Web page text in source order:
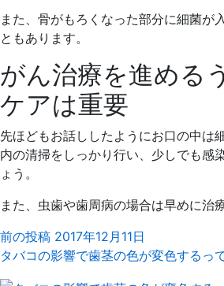
また、骨がもろくなった部分に細菌が
ともあります。
がん治療を進める
ケアは重要
先ほどもお話ししたようにお口の中は
内の清掃をしっかり行い、少しでも感
ょう。
また、虫歯や歯周病の場合は早めに治
前の投稿 2017年12月11日
タバコの影響で歯茎の色が変色するっ